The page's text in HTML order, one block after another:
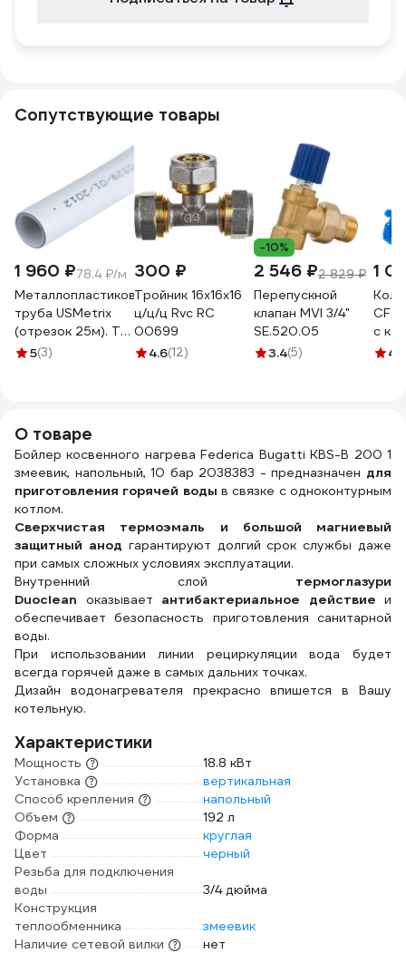
Сопутствующие товары
1 960 ₽78.4 ₽/м
Металлопластиковая
труба USMetrix
(отрезок 25м). ТМ
для холодной и
5(3)
300 ₽
Тройник 16х16х16
ц/ц/ц Rvc RC
00699
4.6(12)
-10%
2 546 ₽2 829 ₽
Перепускной
клапан MVI 3/4"
SE.520.05
3.4(5)
1
с
4.5
О товаре
Бойлер косвенного нагрева Federica Bugatti KBS-B 200 1
змеевик, напольный, 10 бар 2038383 - предназначен для
приготовления горячей воды в связке с одноконтурным
котлом.
Сверхчистая термоэмаль и большой магниевый
защитный анод гарантируют долгий срок службы даже
при самых сложных условиях эксплуатации.
Внутренний слой термоглазури
Duoclean оказывает антибактериальное действие и
обеспечивает безопасность приготовления санитарной
воды.
При использовании линии рециркуляции вода будет
всегда горячей даже в самых дальних точках.
Дизайн водонагревателя прекрасно впишется в Вашу
котельную.
Характеристики
Мощность
18.8 кВт
Установка
вертикальная
Способ крепления
напольный
Объем
192 л
Форма
круглая
Цвет
черный
Резьба для подключения
воды
3/4 дюйма
Конструкция
теплообменника
змеевик
Наличие сетевой вилки
нет